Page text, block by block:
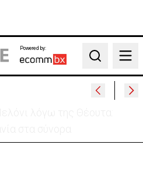
Powered by:
Search